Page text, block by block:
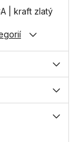
| kraft zlatý